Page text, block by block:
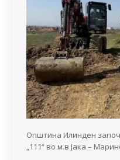
Општина Илинден
„111“ во м.в Јака –